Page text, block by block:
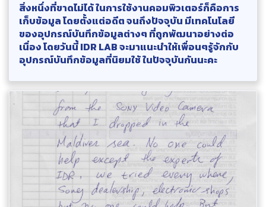
สิ่งหนึ่งที่ขาดไม่ได้ ในการใช้งานคอมพิวเตอร์ก็คือการ
เก็บข้อมูล โดยตั้งแต่อดีต จนถึงปัจจุบัน มีเทคโนโลยี
ของอุปกรณ์บันทึกข้อมูลต่างๆ ที่ถูกพัฒนาอย่างต่อ
เนื่อง โดยวันนี้ IDR LAB จะมาแนะนำให้เพื่อนๆรู้จักกับ
อุปกรณ์บันทึกข้อมูลที่นิยมใช้ ในปัจจุบันกันนะคะ